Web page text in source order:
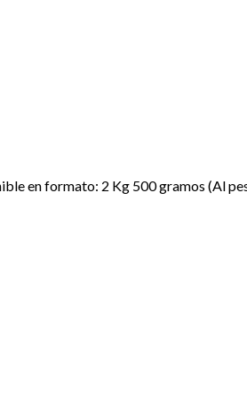
en formato: 2 Kg 500 gramos (Al